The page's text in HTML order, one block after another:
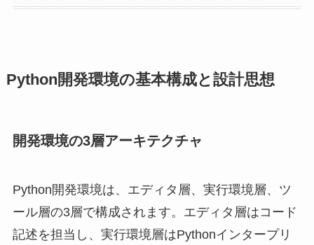
Python開発環境の基本構成と設計思想
開発環境の3層アーキテクチャ
Python開発環境は、エディタ層、実行環境層、ツ
ール層の3層で構成されます。エディタ層はコード
記述を担当し、実行環境層はPythonインタープリ